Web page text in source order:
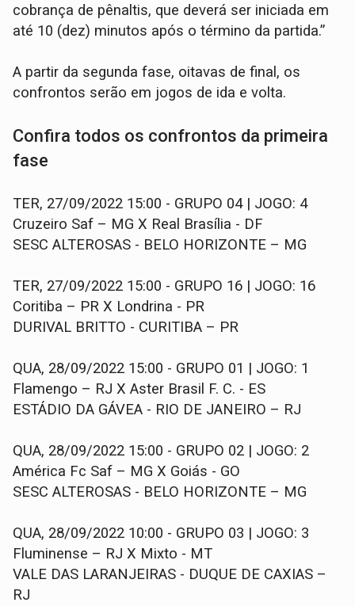
cobrança de pênaltis, que deverá ser iniciada em
até 10 (dez) minutos após o término da partida.”
A partir da segunda fase, oitavas de final, os
confrontos serão em jogos de ida e volta.
Confira todos os confrontos da primeira
fase
TER, 27/09/2022 15:00 - GRUPO 04 | JOGO: 4
Cruzeiro Saf – MG X Real Brasília - DF
SESC ALTEROSAS - BELO HORIZONTE – MG
TER, 27/09/2022 15:00 - GRUPO 16 | JOGO: 16
Coritiba – PR X Londrina - PR
DURIVAL BRITTO - CURITIBA – PR
QUA, 28/09/2022 15:00 - GRUPO 01 | JOGO: 1
Flamengo – RJ X Aster Brasil F. C. - ES
ESTÁDIO DA GÁVEA - RIO DE JANEIRO – RJ
QUA, 28/09/2022 15:00 - GRUPO 02 | JOGO: 2
América Fc Saf – MG X Goiás - GO
SESC ALTEROSAS - BELO HORIZONTE – MG
QUA, 28/09/2022 10:00 - GRUPO 03 | JOGO: 3
Fluminense – RJ X Mixto - MT
VALE DAS LARANJEIRAS - DUQUE DE CAXIAS –
RJ